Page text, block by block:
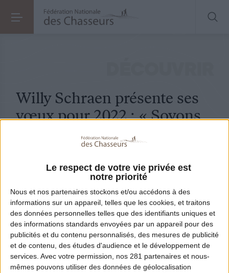
Le respect de votre vie privée est
notre priorité
Nous et nos partenaires stockons et/ou accédons à des
informations sur un appareil, telles que les cookies, et traitons
des données personnelles telles que des identifiants uniques et
des informations standards envoyées par un appareil pour des
publicités et du contenu personnalisés, des mesures de publicité
et de contenu, des études d'audience et le développement de
services. Avec votre permission, nos 281 partenaires et nous-
mêmes pouvons utiliser des données de géolocalisation
SOCIÉTÉ LE 01.01.2022
Willy Schraen présente ses
vœux pour 2022 : « Soyons
convaincants, responsables
et ouverts à la société »
Ces vœux sont les derniers du mandat que la
chasse française a confié à Willy Schraen il y a
presque 6 ans. Logiquement, il revient quelques
instants sur cette période qui n’aura pas été
toujours de tout repos pour la chasse et les
chasseurs, comme pour lui-même.
SOCIÉTÉ LE 01.01.2022